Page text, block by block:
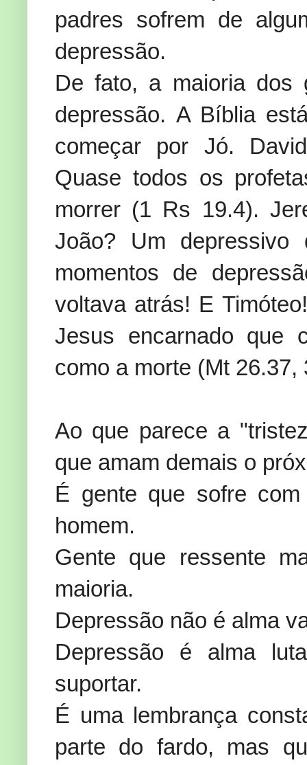
padres sofrem de
depressão.
De fato, a maioria dos
depressão. A Bíblia
começar por Jó.
Quase todos os
morrer (1 Rs 19.4).
João? Um depressivo
momentos de
voltava atrás! E
Jesus encarnado que
como a morte (Mt 26.37,
Ao que parece a
que amam demais o
É gente que sofre
homem.
Gente que ressente
maioria.
Depressão não é alma
Depressão é alma
suportar.
É uma lembrança
parte do fardo, mas